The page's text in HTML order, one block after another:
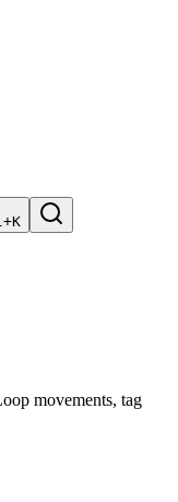
K
movements, tag